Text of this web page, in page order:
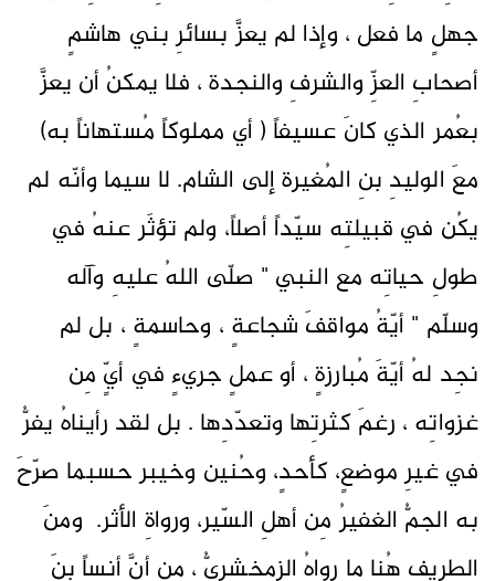
جهلٍ ما فعل ، وإذا لم يعزَّ بسائرِ بني هاشمٍ
أصحابِ العزِّ والشرفِ والنجدة ، فلا يمكنُ أن يعزَّ
بعُمر الذي كانَ عسيفاً ( أي مملوكاً مُستهاناً به)
معَ الوليدِ بنِ المُغيرة إلى الشام. لا سيما وأنّه لم
يكُن في قبيلتِه سيّداً أصلاً، ولم تؤثَر عنهُ في
طولِ حياتِه مع النبي " صلّى اللهُ عليهِ وآله
وسلّم " أيّةُ مواقفَ شجاعةٍ ، وحاسمةٍ ، بل لم
نجِد لهُ أيّةَ مُبارزةٍ ، أو عملٍ جريءٍ في أيٍّ مِن
غزواتِه ، رغمَ كثرتِها وتعدّدِها . بل لقد رأيناهُ يفرُّ
في غيرِ موضعٍ، كأحدٍ، وحُنين وخيبر حسبما صرّحَ
به الجمُّ الغفيرُ مِن أهلِ السّير، ورواةِ الأثر. ومنَ
الطريفِ هُنا ما رواهُ الزمخشريُّ ، مِن أنَّ أنساً بنَ